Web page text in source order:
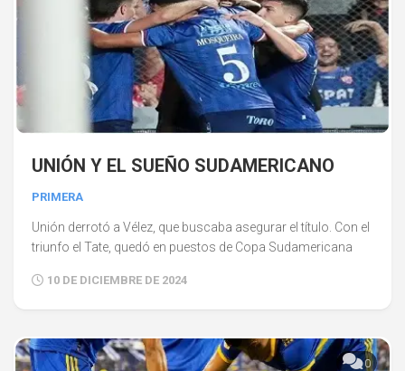
UNIÓN Y EL SUEÑO SUDAMERICANO
PRIMERA
Unión derrotó a Vélez, que buscaba asegurar el título. Con el
triunfo el Tate, quedó en puestos de Copa Sudamericana
10 DE DICIEMBRE DE 2024
0